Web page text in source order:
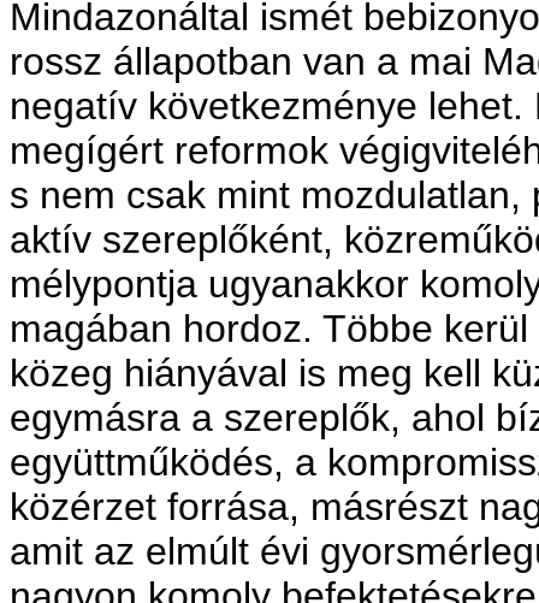
Mindazonáltal ismét
rossz állapotban van a mai
negatív következménye
megígért reformok
s nem csak mint
aktív szereplőként,
mélypontja ugyanakkor
magában hordoz. Többe
közeg hiányával is meg kell
egymásra a szereplők, ahol
együttműködés, a
közérzet forrása, másrészt
amit az elmúlt évi